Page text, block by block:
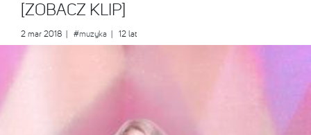
[ZOBACZ KLIP]
2 mar 2018 #muzyka | 12 lat